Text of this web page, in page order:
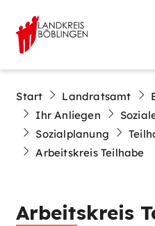
Start Landratsamt
Ihr Anliegen
Sozialplanung
Arbeitskreis Teilhabe
Arbeitskreis